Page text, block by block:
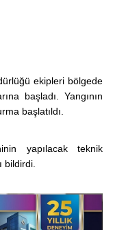
ekipleri bölgede
başladı. Yangının
başlatıldı.
yapılacak teknik
bildirdi.